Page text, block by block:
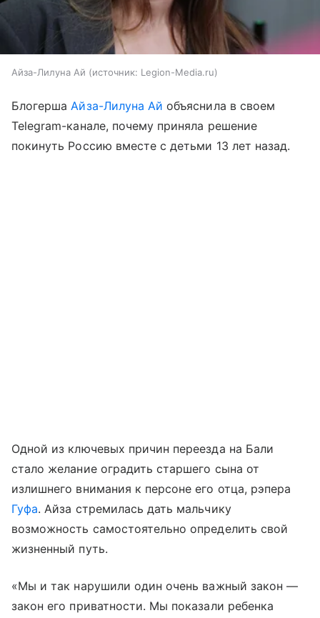
Айза-Лилуна Ай источник: Legion-Media.ru
БлогершаАйза-Лилуна Ай объяснила в своем
Telegram-канале, почему приняла решение
покинуть Россию вместе с детьми 13 лет назад.
Одной из ключевых причин переезда на Бали
стало желание оградить старшего сына от
излишнего внимания к персоне его отца, рэпера
Гуфа. Айза стремилась дать мальчику
возможность самостоятельно определить свой
жизненный путь.
«Мы и так нарушили один очень важный закон —
закон его приватности. Мы показали ребенка